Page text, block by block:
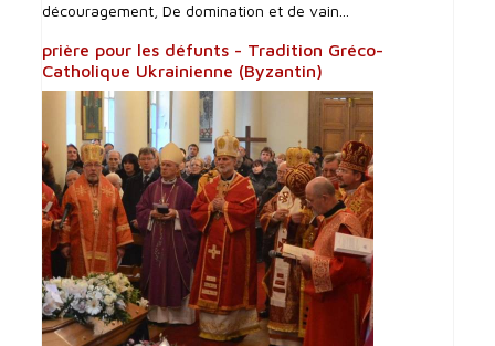
découragement, De domination et de vain...
prière pour les défunts - Tradition Gréco-
Catholique Ukrainienne (Byzantin)